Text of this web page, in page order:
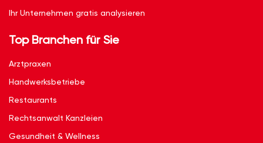
Ihr Unternehmen gratis analysieren
Top Branchen für Sie
Arztpraxen
Handwerksbetriebe
Restaurants
Rechtsanwalt Kanzleien
Gesundheit & Wellness